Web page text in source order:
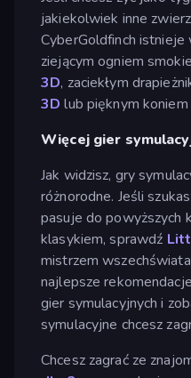
jakiekolwiek inne
CyberGoldfinch
ziejącym ogniem
3D, zaciekłym
3D lub pięknym
Więcej gier
Jak widzisz, gry
różnorodne. Jeśli
pasuje do powyższych
klasykiem, sprawdź
mistrzem
najlepsze
gier symulacyjnych i
symulacyjne chcesz
Chcesz zagrać ze